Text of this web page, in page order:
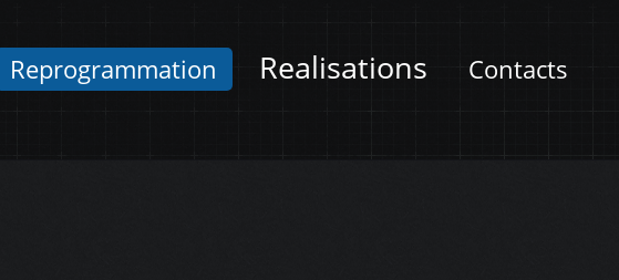
Reprogrammation Realisations Contacts